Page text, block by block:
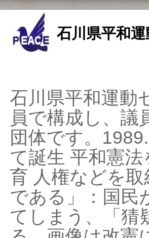
石川県平和
石川県平和運動
員で構成し、議
団体です。
て誕生 平和憲
育 人権などを
である」：国民
てしまう、「猜